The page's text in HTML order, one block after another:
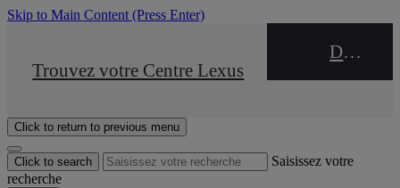
Skip to Main Content (Press Enter)
STOP DRIVE Takata
Trouvez votre Centre Lexus
DEALER NAME
Click to return to previous menu
Click to search
Saisissez votre
recherche